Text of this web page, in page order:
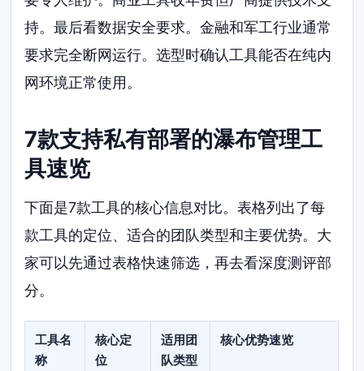
持。最后看数据安全要求。金融和军工行业通常
要求完全断网运行。选型时确认工具能否在纯内
网环境正常使用。
7款支持私有部署的瀑布管理工
具速览
下面是7款工具的核心信息对比。表格列出了每
款工具的定位、适合的团队类型和主要优势。大
家可以先通过表格快速筛选，再去看深度测评部
分。
工具名
称
核心定
位
适用团
队类型
核心优势速览